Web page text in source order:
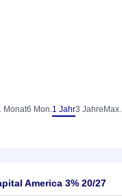
Monat6 Mon.1 Jahr3 Jahre Max.
America 3% 20/27